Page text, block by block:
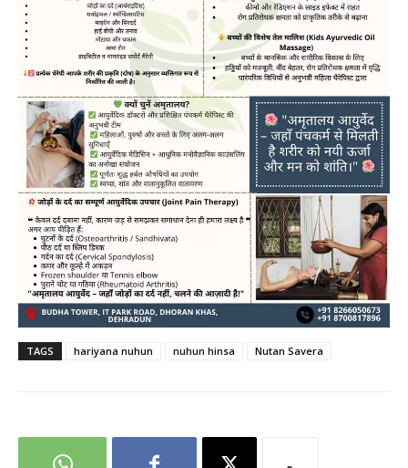
TAGS hariyana nuhun nuhun hinsa Nutan Savera